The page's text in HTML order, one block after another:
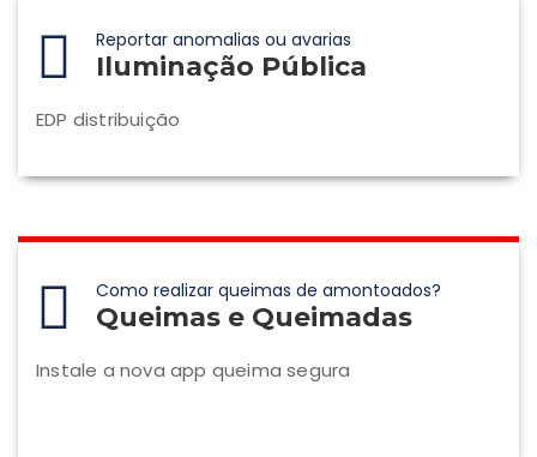
Reportar anomalias ou avarias
Iluminação Pública
EDP distribuição
Como realizar queimas de amontoados?
Queimas e Queimadas
Instale a nova app queima segura